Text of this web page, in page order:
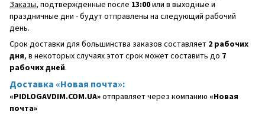
Заказы, подтвержденные после 13:00или в выходные и
праздничные дни - будут отправлены на следующий рабочий
день.
Срок доставки для большинства заказов составляет 2 рабочих
дня, в некоторых случаях этот срок может составить до 7
рабочих дней.
Доставка «Новая почта»:
«PIDLOGAVDIM.COM.UA»отправляет через компанию «Новая
почта»